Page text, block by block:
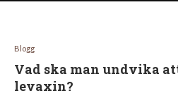
Blogg
Vad ska man undvika
levaxin?